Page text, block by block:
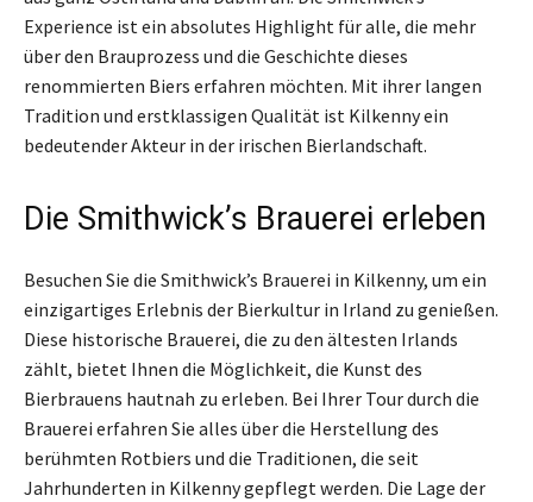
Experience ist ein absolutes Highlight für alle, die mehr
über den Brauprozess und die Geschichte dieses
renommierten Biers erfahren möchten. Mit ihrer langen
Tradition und erstklassigen Qualität ist Kilkenny ein
bedeutender Akteur in der irischen Bierlandschaft.
Die Smithwick’s Brauerei erleben
Besuchen Sie die Smithwick’s Brauerei in Kilkenny, um ein
einzigartiges Erlebnis der Bierkultur in Irland zu genießen.
Diese historische Brauerei, die zu den ältesten Irlands
zählt, bietet Ihnen die Möglichkeit, die Kunst des
Bierbrauens hautnah zu erleben. Bei Ihrer Tour durch die
Brauerei erfahren Sie alles über die Herstellung des
berühmten Rotbiers und die Traditionen, die seit
Jahrhunderten in Kilkenny gepflegt werden. Die Lage der